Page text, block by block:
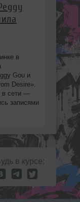
в
Gou и
Desire».
в сети —
записями
в курсе: